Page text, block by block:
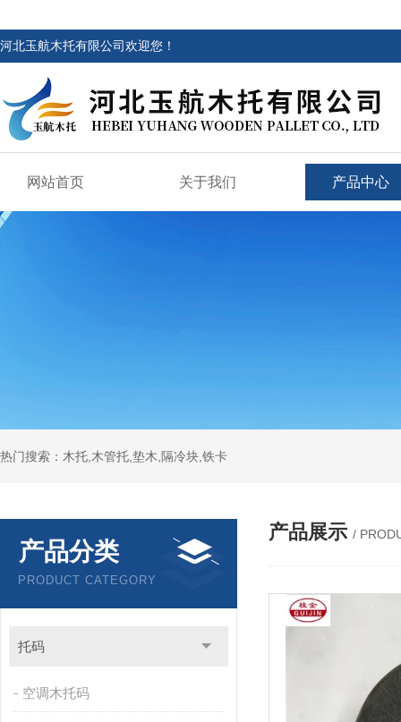
河北玉航木托有限公司欢迎您！
网站首页 关于我们 产品中心
热门搜索：木托,木管托,垫木,隔冷块,铁卡
产品分类
PRODUCT CATEGORY
托码
空调木托码
产品展示 /